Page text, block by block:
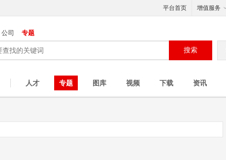
平台首页 增值服务
公司 专题
搜索
人才 专题 图库 视频 下载 资讯